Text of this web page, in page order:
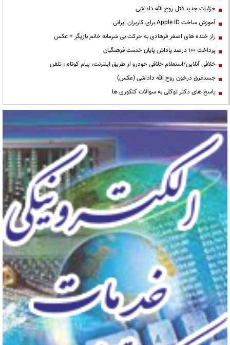
جزئیات جدید قتل روح الله داداشی
آموزش ساخت Apple ID برای کاربران ایرانی
راز خنده های اصغر فرهادی به حرکت بی شرمانه خانم بازیگر + عکس
پرداخت ۱۰۰ درصد پاداش پایان خدمت فرهنگیان
خلافی آنلاین/استعلام خلافی خودرو از طریق اینترنت، پیام کوتاه ، تلفن
جسدغرق درخون روح الله داداشی (عکس)
پاسخ های دکتر توکلی به سوالات کنکوری ها